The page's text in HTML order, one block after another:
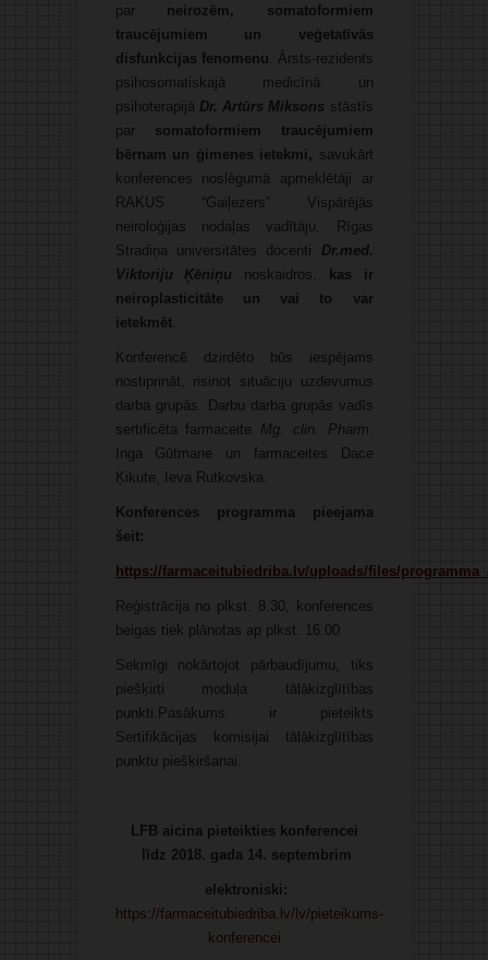
par neirozēm, somatoformiem
traucējumiem un veģetatīvās
disfunkcijas fenomenu . Ārsts-rezidents
psihosomatiskajā medicīnā un
psihoterapijā Dr. Artūrs Miksons stāstīs
par somatoformiem traucējumiem
bērnam un ģimenes ietekmi, savukārt
konferences noslēgumā apmeklētāji ar
RAKUS “Gaiļezers” Vispārējās
neiroloģijas nodaļas vadītāju, Rīgas
Stradiņa universitātes docenti Dr.med.
Viktoriju Ķēniņu noskaidros,
kas ir
neiroplasticitāte un vai to var
ietekmēt.
Konferencē dzirdēto būs iespējams
nostiprināt, risinot situāciju uzdevumus
darba grupās. Darbu darba grupās vadīs
sertificēta farmaceite Mg. clin. Pharm.
Inga Gūtmane un farmaceites Dace
Ķikute, Ieva Rutkovska.
Konferences programma
pieejama
šeit:
https://farmaceitubiedriba.lv/uploads/files/
Reģistrācija no plkst. 8.30, konferences
beigas tiek plānotas ap plkst. 16.00
Sekmīgi nokārtojot pārbaudījumu, tiks
piešķirti moduļa tālākizglītības
punkti.Pasākums ir pieteikts
Sertifikācijas komisijai tālākizglītības
punktu piešķiršanai.
LFB aicina pieteikties konferencei
līdz 2018. gada 14. septembrim
elektroniski:
https://farmaceitubiedriba.lv/lv/pieteikums-
konferencei